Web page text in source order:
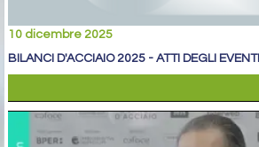
10 dicembre 2025
BILANCI D'ACCIAIO 2025 - ATTI DEGLI EVENTI